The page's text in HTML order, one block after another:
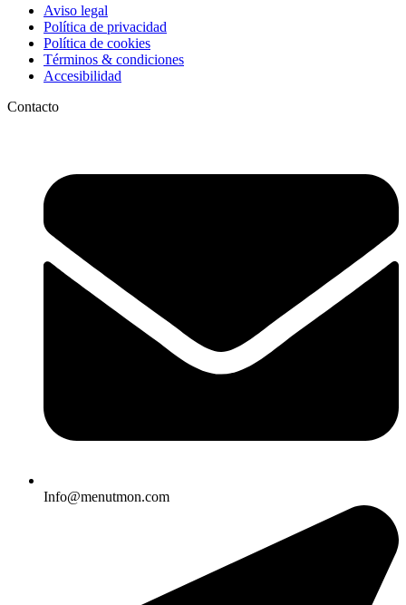
Aviso legal
Política de privacidad
Política de cookies
Términos & condiciones
Accesibilidad
Contacto
Info@menutmon.com